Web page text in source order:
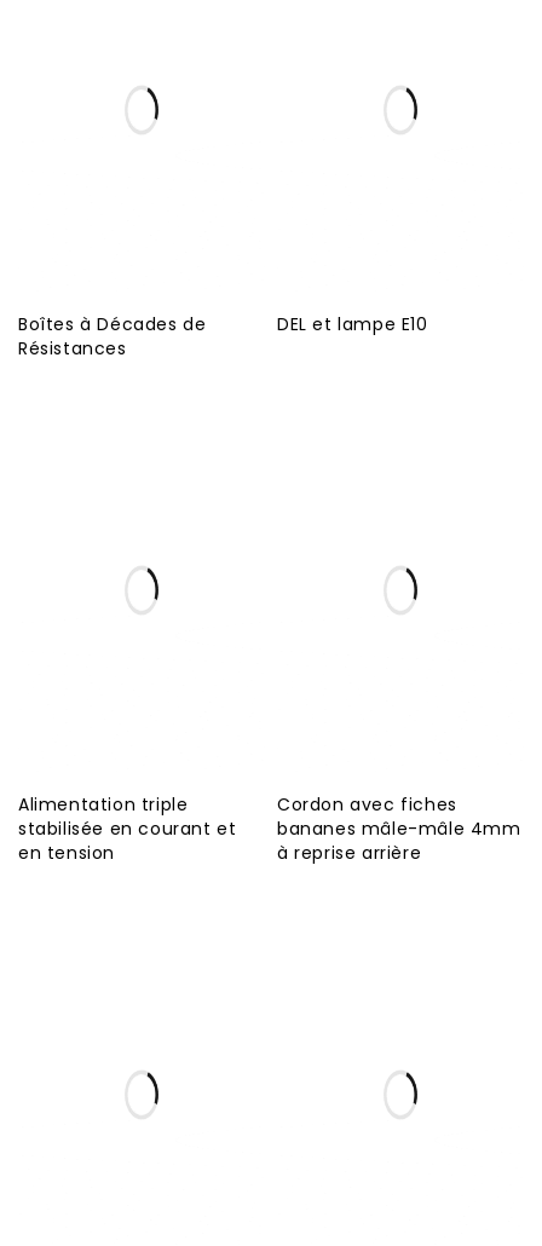
Boîtes à Décades de
Résistances
DEL et lampe E10
Alimentation triple
stabilisée en courant et
en tension
Cordon avec fiches
bananes mâle-mâle 4mm
à reprise arrière